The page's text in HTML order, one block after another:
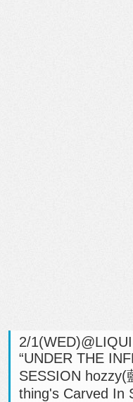
2/
“UNDER THE
SESSION
thing's Carved In